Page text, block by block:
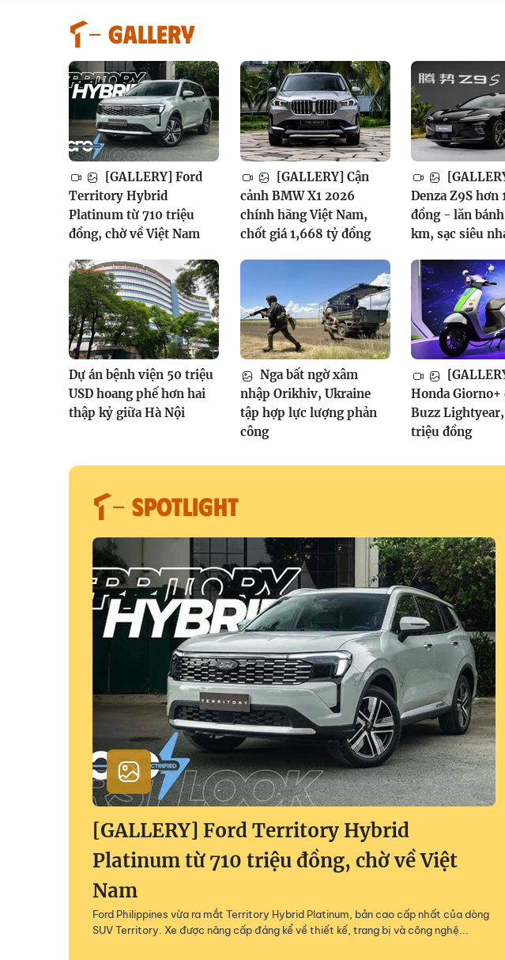
GALLERY
[GALLERY] Ford
Territory Hybrid
Platinum từ 710 triệu
đồng, chờ về Việt Nam
[GALLERY] Cận
cảnh BMW X1 2026
chính hãng Việt Nam,
chốt giá 1,668 tỷ đồng
Denza Z9S hơn
đồng - lăn bánh
km, sạc siêu
Dự án bệnh viện 50 triệu
USD hoang phế hơn hai
thập kỷ giữa Hà Nội
Nga bất ngờ xâm
nhập Orikhiv, Ukraine
tập hợp lực lượng phản
công
Honda Giorno+
Buzz
triệu đồng
SPOTLIGHT
[GALLERY] Ford Territory Hybrid
Platinum từ 710 triệu đồng, chờ về Việt
Nam
Ford Philippines vừa ra mắt Territory Hybrid Platinum, bản cao cấp nhất của dòng
SUV Territory. Xe được nâng cấp đáng kể về thiết kế, trang bị và công nghệ...